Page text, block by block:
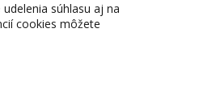
súhlasu aj na
cookies môžete